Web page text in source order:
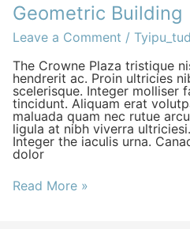
Geometric Building
Leave a Comment /
The Crowne Plaza tristique
hendrerit ac. Proin ultricies
scelerisque. Integer molliser
tincidunt. Aliquam erat
maluada quam nec rutue
ligula at nibh viverra
Integer the iaculis urna.
dolor
Read More »